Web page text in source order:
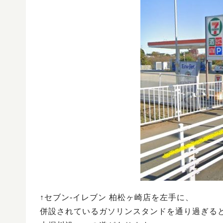
↑セブン-イレブン 柏松ヶ崎店を左手に、
併設されているガソリンスタンドを通り過ぎる